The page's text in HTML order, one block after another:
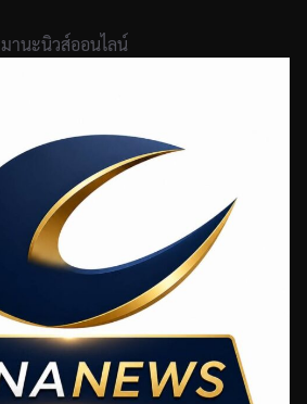
มานะนิวส์ออนไลน์